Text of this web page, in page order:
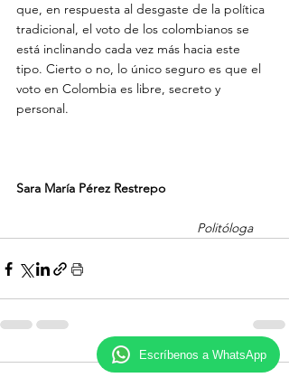
que, en respuesta al desgaste de la política
tradicional, el voto de los colombianos se
está inclinando cada vez más hacia este
tipo. Cierto o no, lo único seguro es que el
voto en Colombia es libre, secreto y
personal.
Sara María Pérez Restrepo
Politóloga
Escríbenos a WhatsApp